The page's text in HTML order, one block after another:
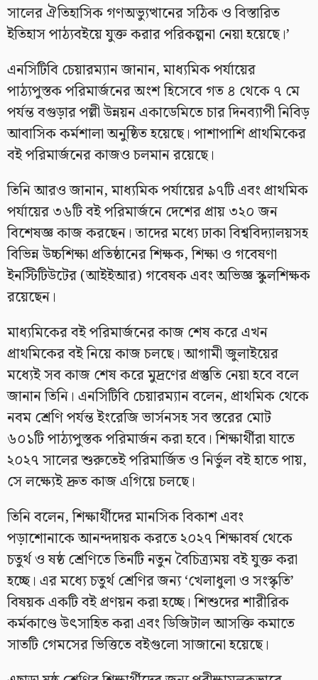
সালের ঐতিহাসিক গণঅভ্যুত্থানের সঠিক ও বিস্তারিত
ইতিহাস পাঠ্যবইয়ে যুক্ত করার পরিকল্পনা নেয়া হয়েছে।’
এনসিটিবি চেয়ারম্যান জানান, মাধ্যমিক পর্যায়ের
পাঠ্যপুস্তক পরিমার্জনের অংশ হিসেবে গত ৪ থেকে ৭ মে
পর্যন্ত বগুড়ার পল্লী উন্নয়ন একাডেমিতে চার দিনব্যাপী নিবিড়
আবাসিক কর্মশালা অনুষ্ঠিত হয়েছে। পাশাপাশি প্রাথমিকের
বই পরিমার্জনের কাজও চলমান রয়েছে।
তিনি আরও জানান, মাধ্যমিক পর্যায়ের ৯৭টি এবং প্রাথমিক
পর্যায়ের ৩৬টি বই পরিমার্জনে দেশের প্রায় ৩২০ জন
বিশেষজ্ঞ কাজ করছেন। তাদের মধ্যে ঢাকা বিশ্ববিদ্যালয়সহ
বিভিন্ন উচ্চশিক্ষা প্রতিষ্ঠানের শিক্ষক, শিক্ষা ও গবেষণা
ইনস্টিটিউটের (আইইআর) গবেষক এবং অভিজ্ঞ স্কুলশিক্ষক
রয়েছেন।
মাধ্যমিকের বই পরিমার্জনের কাজ শেষ করে এখন
প্রাথমিকের বই নিয়ে কাজ চলছে। আগামী জুলাইয়ের
মধ্যেই সব কাজ শেষ করে মুদ্রণের প্রস্তুতি নেয়া হবে বলে
জানান তিনি। এনসিটিবি চেয়ারম্যান বলেন, প্রাথমিক থেকে
নবম শ্রেণি পর্যন্ত ইংরেজি ভার্সনসহ সব স্তরের মোট
৬০১টি পাঠ্যপুস্তক পরিমার্জন করা হবে। শিক্ষার্থীরা যাতে
২০২৭ সালের শুরুতেই পরিমার্জিত ও নির্ভুল বই হাতে পায়,
সে লক্ষ্যেই দ্রুত কাজ এগিয়ে চলছে।
তিনি বলেন, শিক্ষার্থীদের মানসিক বিকাশ এবং
পড়াশোনাকে আনন্দদায়ক করতে ২০২৭ শিক্ষাবর্ষ থেকে
চতুর্থ ও ষষ্ঠ শ্রেণিতে তিনটি নতুন বৈচিত্র্যময় বই যুক্ত করা
হচ্ছে। এর মধ্যে চতুর্থ শ্রেণির জন্য ‘খেলাধুলা ও সংস্কৃতি’
বিষয়ক একটি বই প্রণয়ন করা হচ্ছে। শিশুদের শারীরিক
কর্মকাণ্ডে উৎসাহিত করা এবং ডিজিটাল আসক্তি কমাতে
সাতটি গেমসের ভিত্তিতে বইগুলো সাজানো হয়েছে।